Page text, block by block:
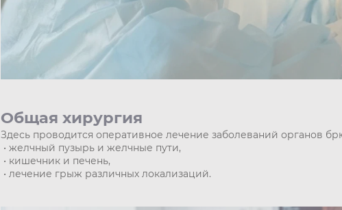
Общая хирургия
Здесь проводится оперативное лечение заболеваний органов
• желчный пузырь и желчные пути,
• кишечник и печень,
• лечение грыж различных локализаций.